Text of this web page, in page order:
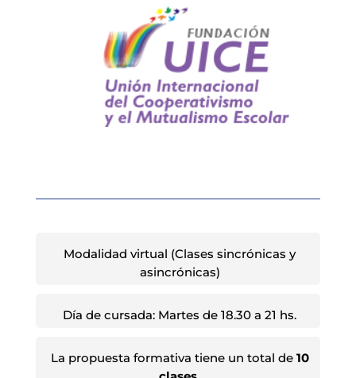
Modalidad virtual (Clases sincrónicas y
asincrónicas)
Día de cursada: Martes de 18.30 a 21 hs.
La propuesta formativa tiene un total de 10